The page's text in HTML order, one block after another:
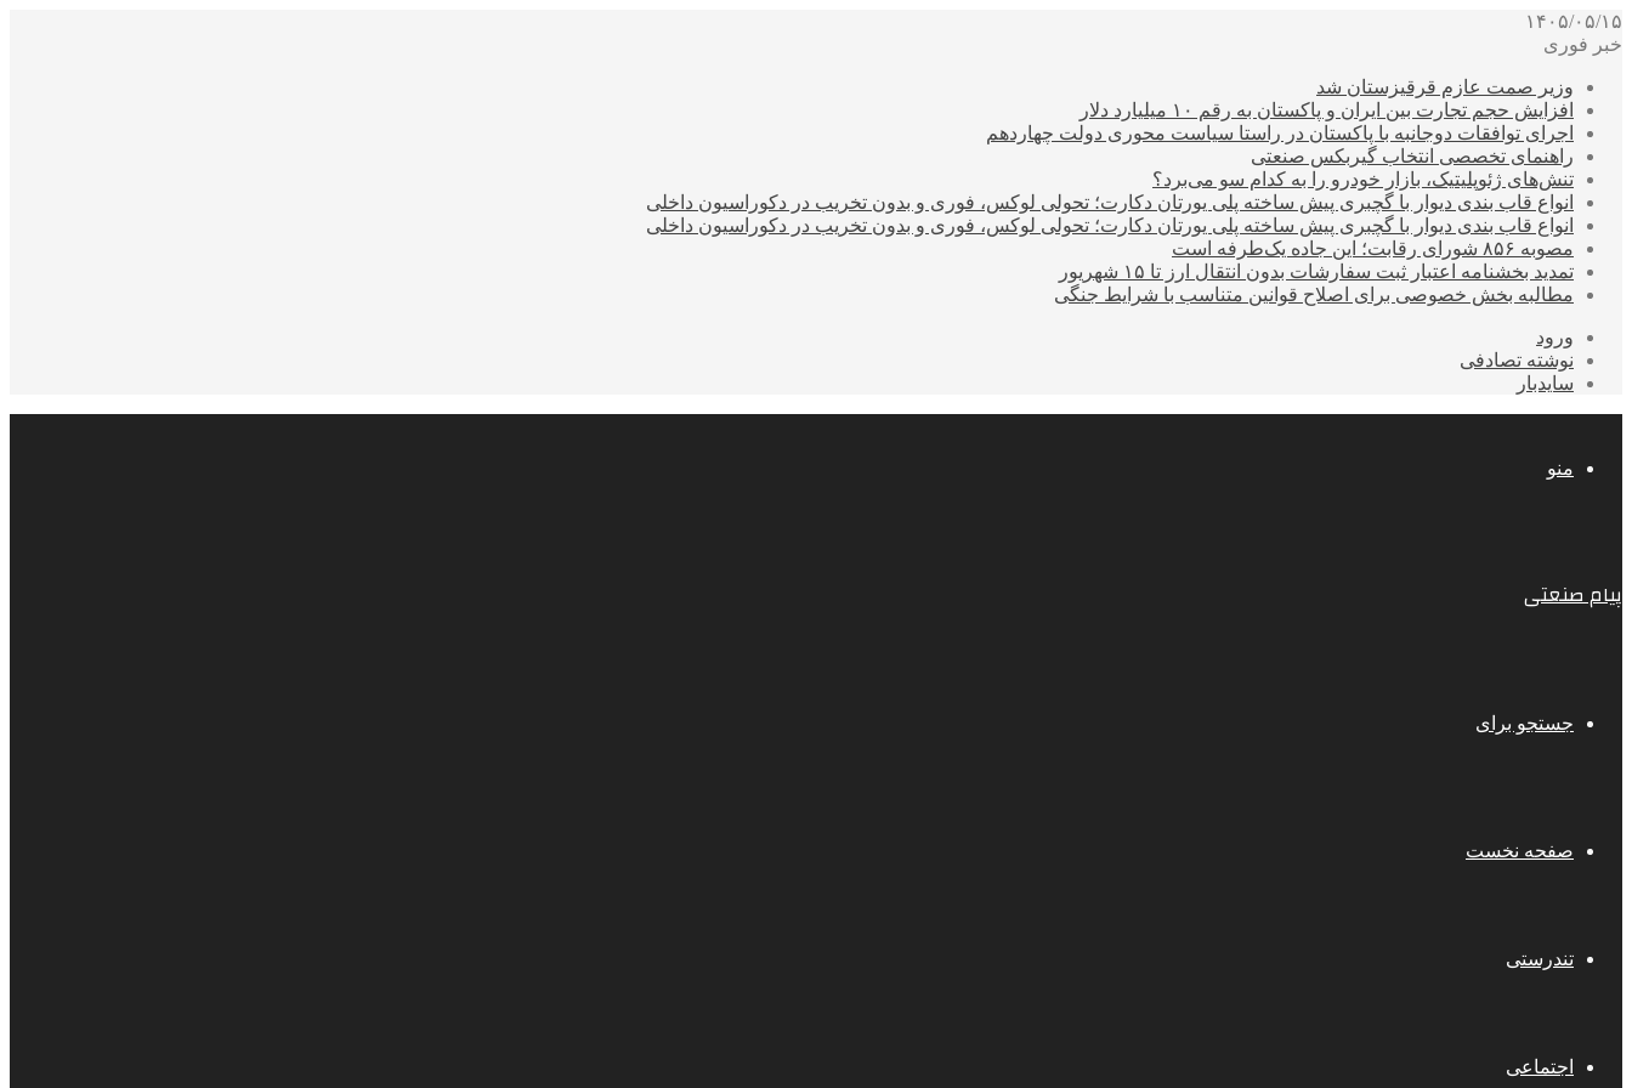
۱۴۰۵/۰۵/۱۵
خبر فوری
وزیر صمت عازم قرقیزستان شد
افزایش حجم تجارت بین ایران و پاکستان به رقم ۱۰ میلیارد دلار
اجرای توافقات دوجانبه با پاکستان در راستا سیاست محوری دولت چهاردهم
راهنمای تخصصی انتخاب گیربکس صنعتی
تنش‌های ژئوپلیتیک، بازار خودرو را به کدام سو می‌برد؟
انواع قاب بندی دیوار با گچبری پیش ساخته پلی یورتان دکارت؛ تحولی لوکس، فوری و بدون تخریب در دکوراسیون داخلی
انواع قاب بندی دیوار با گچبری پیش ساخته پلی یورتان دکارت؛ تحولی لوکس، فوری و بدون تخریب در دکوراسیون داخلی
مصوبه ۸۵۶ شورای رقابت؛ این جاده یک‌طرفه است
تمدید بخشنامه اعتبار ثبت سفارشات بدون انتقال ارز تا ۱۵ شهریور
مطالبه بخش خصوصی برای اصلاح قوانین متناسب با شرایط جنگی
ورود
نوشته تصادفی
سایدبار
منو
پیام صنعتی
جستجو برای
صفحه نخست
تندرستی
اجتماعی